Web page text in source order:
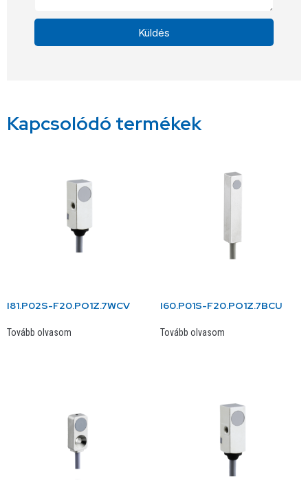
Küldés
Kapcsolódó termékek
I81.P02S-F20.PO1Z.7WCV
Tovább olvasom
I60.P01S-F20.PO1Z.7BCU
Tovább olvasom